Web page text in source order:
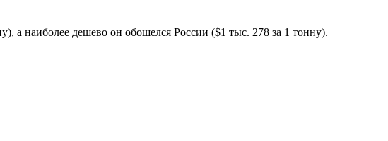
а наиболее дешево он обошелся России ($1 тыс. 278 за 1 тонну).